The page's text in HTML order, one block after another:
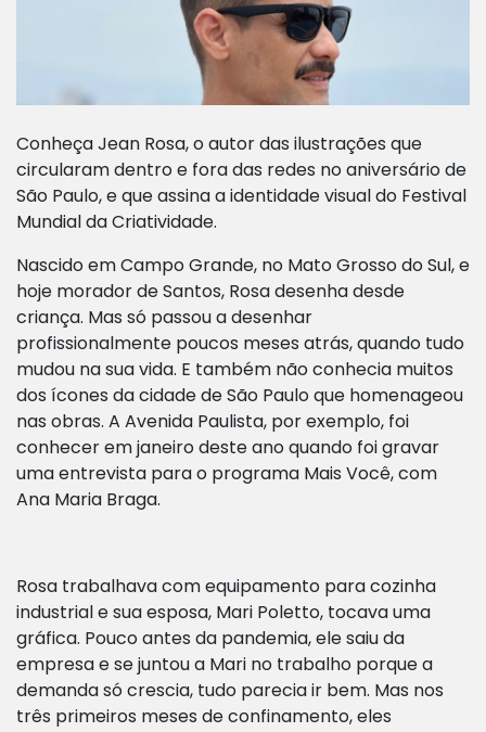
Conheça Jean Rosa, o autor das ilustrações que
circularam dentro e fora das redes no aniversário de
São Paulo, e que assina a identidade visual do Festival
Mundial da Criatividade.
Nascido em Campo Grande, no Mato Grosso do Sul, e
hoje morador de Santos, Rosa desenha desde
criança. Mas só passou a desenhar
profissionalmente poucos meses atrás, quando tudo
mudou na sua vida. E também não conhecia muitos
dos ícones da cidade de São Paulo que homenageou
nas obras. A Avenida Paulista, por exemplo, foi
conhecer em janeiro deste ano quando foi gravar
uma entrevista para o programa Mais Você, com
Ana Maria Braga.
Rosa trabalhava com equipamento para cozinha
industrial e sua esposa, Mari Poletto, tocava uma
gráfica. Pouco antes da pandemia, ele saiu da
empresa e se juntou a Mari no trabalho porque a
demanda só crescia, tudo parecia ir bem. Mas nos
três primeiros meses de confinamento, eles